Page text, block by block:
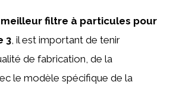
meilleur filtre à particules pour
3, il est important de tenir
de fabrication, de la
le modèle spécifique de la